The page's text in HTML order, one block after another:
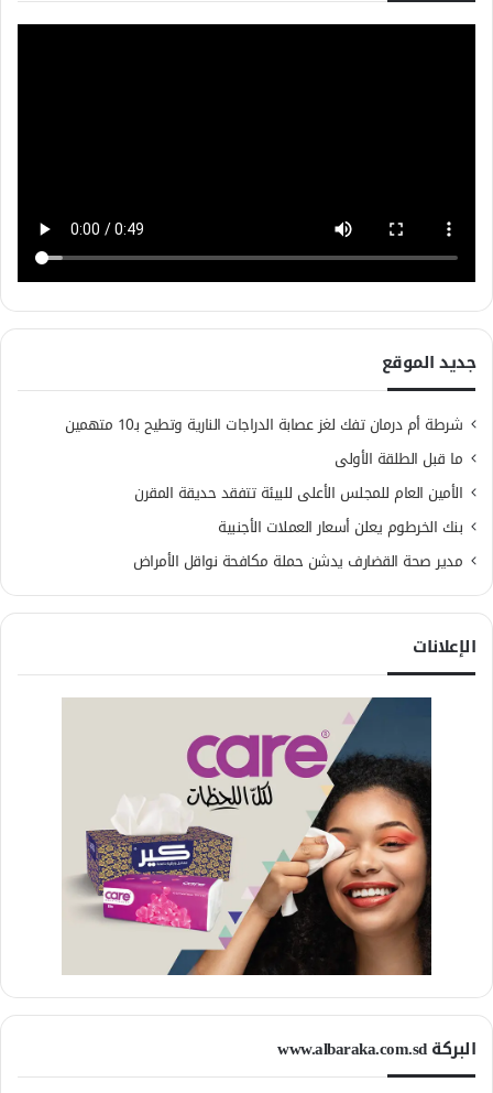
جديد الموقع
شرطة أم درمان تفك لغز عصابة الدراجات النارية وتطيح بـ10 متهمين
ما قبل الطلقة الأولى
الأمين العام للمجلس الأعلى للبيئة تتفقد حديقة المقرن
بنك الخرطوم يعلن أسعار العملات الأجنبية
مدير صحة القضارف يدشن حملة مكافحة نواقل الأمراض
الإعلانات
البركة www.albaraka.com.sd